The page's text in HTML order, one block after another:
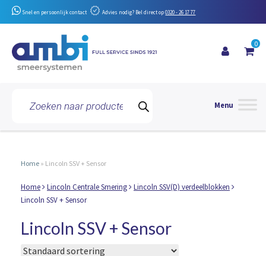
Snel en persoonlijk contact Advies nodig? Bel direct op0320 - 26 17 77
zoeken
0
Home » Lincoln SSV + Sensor
Home Lincoln Centrale Smering
Lincoln SSV(D) verdeelblokken
Lincoln SSV + Sensor
Lincoln SSV + Sensor